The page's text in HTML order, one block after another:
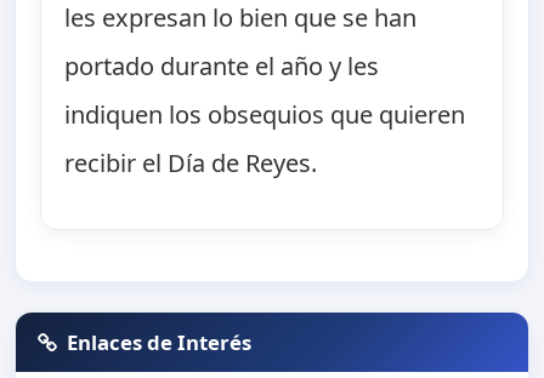
les expresan lo bien que se han
portado durante el año y les
indiquen los obsequios que quieren
recibir el Día de Reyes.
Enlaces de Interés